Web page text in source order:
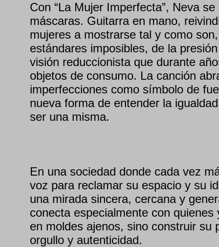
Con “La Mujer Imperfecta”, Neva
máscaras. Guitarra en mano,
mujeres a mostrarse tal y como
estándares imposibles, de la
visión reduccionista que durante
objetos de consumo. La canción
imperfecciones como símbolo de
nueva forma de entender la
ser una misma.
En una sociedad donde cada vez
voz para reclamar su espacio y su
una mirada sincera, cercana y
conecta especialmente con quienes
en moldes ajenos, sino construir su
orgullo y autenticidad.